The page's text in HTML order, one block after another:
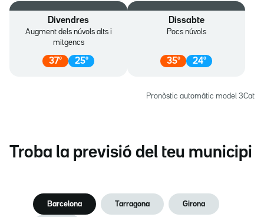
Divendres
Augment dels núvols alts i
mitgencs
37º 25º
Dissabte
Pocs núvols
35º 24º
Pronòstic automàtic model 3Cat
Troba la previsió del teu municipi
Barcelona Tarragona Girona